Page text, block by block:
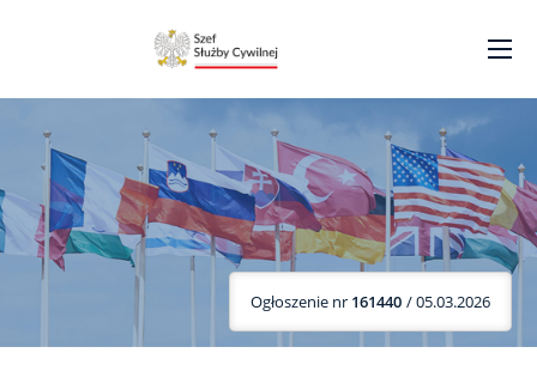
Ogłoszenie nr 161440 / 05.03.2026